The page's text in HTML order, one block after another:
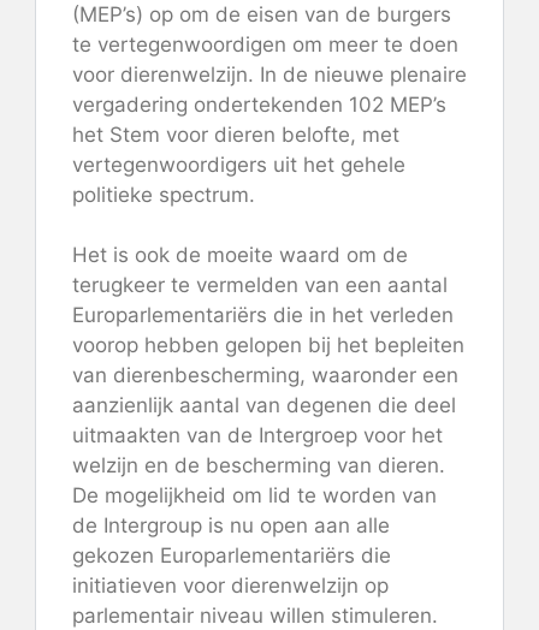
(MEP’s) op om de eisen van de burgers
te vertegenwoordigen om meer te doen
voor dierenwelzijn. In de nieuwe plenaire
vergadering ondertekenden 102 MEP’s
het Stem voor dieren belofte, met
vertegenwoordigers uit het gehele
politieke spectrum.
Het is ook de moeite waard om de
terugkeer te vermelden van een aantal
Europarlementariërs die in het verleden
voorop hebben gelopen bij het bepleiten
van dierenbescherming, waaronder een
aanzienlijk aantal van degenen die deel
uitmaakten van de Intergroep voor het
welzijn en de bescherming van dieren.
De mogelijkheid om lid te worden van
de Intergroup is nu open aan alle
gekozen Europarlementariërs die
initiatieven voor dierenwelzijn op
parlementair niveau willen stimuleren.